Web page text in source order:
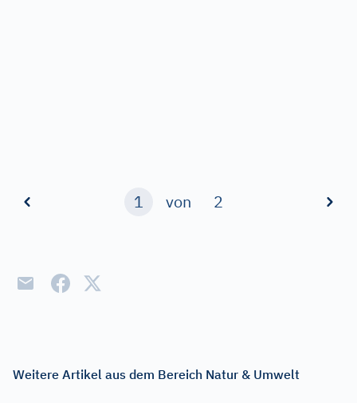
1 von 2
Weitere Artikel aus dem Bereich Natur & Umwelt